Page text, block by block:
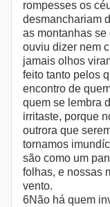
rompesses os
desmanchariam
as montanhas
ouviu dizer nem
jamais olhos
feito tanto pelos
encontro de
quem se lembra
irritaste, porque
outrora que
tornamos
são como um
folhas, e nossas
vento.
6Não há quem